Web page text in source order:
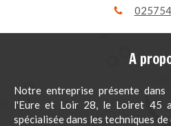
A
Notre entreprise présente
l'Eure et Loir 28, le Loiret 45
spécialisée dans les techniques